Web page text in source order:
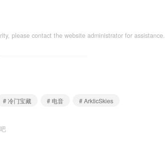
please contact the website administrator for assistance.
# 冷门宝藏 # 电音 # ArkticSkies